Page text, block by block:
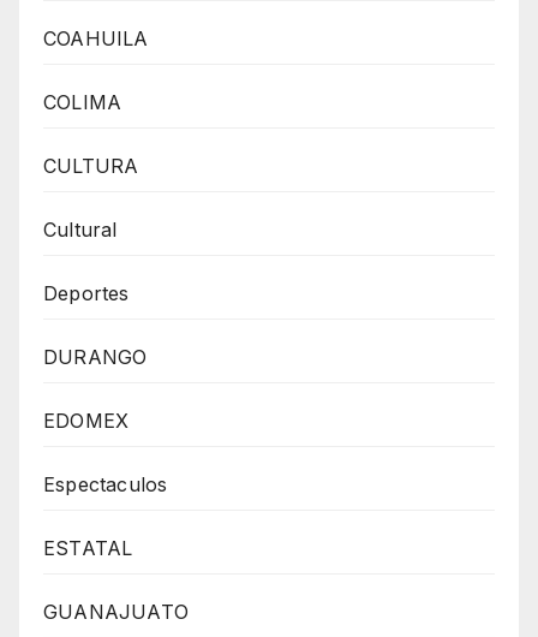
COAHUILA
COLIMA
CULTURA
Cultural
Deportes
DURANGO
EDOMEX
Espectaculos
ESTATAL
GUANAJUATO